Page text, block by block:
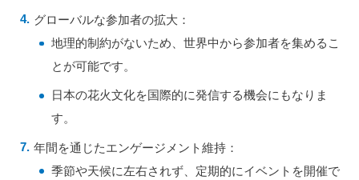
グローバルな参加者の拡大：
地理的制約がないため、世界中から参加者を集めるこ
とが可能です。
日本の花火文化を国際的に発信する機会にもなりま
す。
年間を通じたエンゲージメント維持：
季節や天候に左右されず、定期的にイベントを開催で